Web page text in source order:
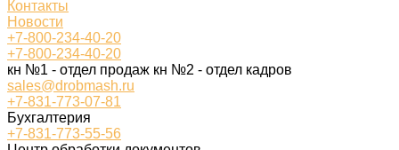
Контакты
Новости
+7-800-234-40-20
+7-800-234-40-20
кн №1 - отдел продаж кн №2 - отдел кадров
sales@drobmash.ru
+7-831-773-07-81
Бухгалтерия
+7-831-773-55-56